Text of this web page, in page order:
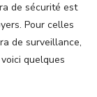
de sécurité est
Pour celles
de surveillance,
quelques